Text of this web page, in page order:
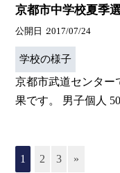
京都市中学校夏季
公開日 2017/07/24
学校の様子
京都市武道センター
果です。 男子個人
1 2 3 »